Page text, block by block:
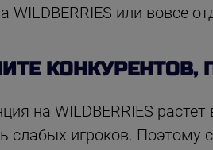
WILDBERRIES или вовсе
КОНКУРЕНТОВ,
на WILDBERRIES
слабых игроков. Поэтому